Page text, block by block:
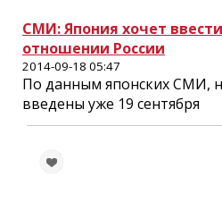
СМИ: Япония хочет
отношении России
2014-09-18 05:47
По данным японских СМИ,
введены уже 19 сентября